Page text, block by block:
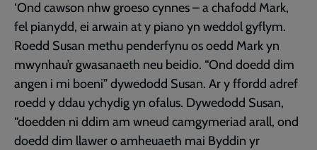
‘Ond cawson nhw groeso cynnes – a chafodd Mark,
fel pianydd, ei arwain at y piano yn weddol gyflym.
Roedd Susan methu penderfynu os oedd Mark yn
mwynhau’r gwasanaeth neu beidio. “Ond doedd dim
angen i mi boeni” dywedodd Susan. Ar y ffordd adref
roedd y ddau ychydig yn ofalus. Dywedodd Susan,
“doedden ni ddim am wneud camgymeriad arall, ond
doedd dim llawer o amheuaeth mai Byddin yr